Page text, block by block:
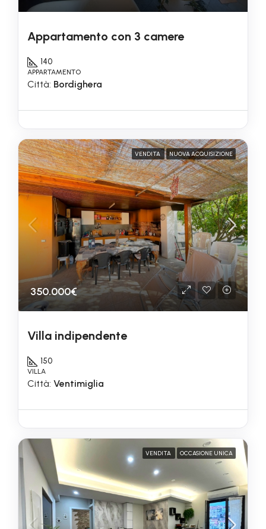
Appartamento con 3 camere
140
APPARTAMENTO
Città: Bordighera
VENDITA NUOVA ACQUISIZIONE
350.000€
Villa indipendente
150
VILLA
Città: Ventimiglia
VENDITA OCCASIONE UNICA